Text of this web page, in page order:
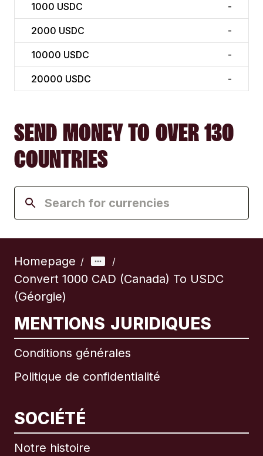
1000 USDC -
2000 USDC -
10000 USDC -
20000 USDC -
SEND MONEY TO OVER 130
COUNTRIES
Homepage / /
Convert 1000 CAD (Canada) To USDC
(Géorgie)
MENTIONS JURIDIQUES
Conditions générales
Politique de confidentialité
SOCIÉTÉ
Notre histoire